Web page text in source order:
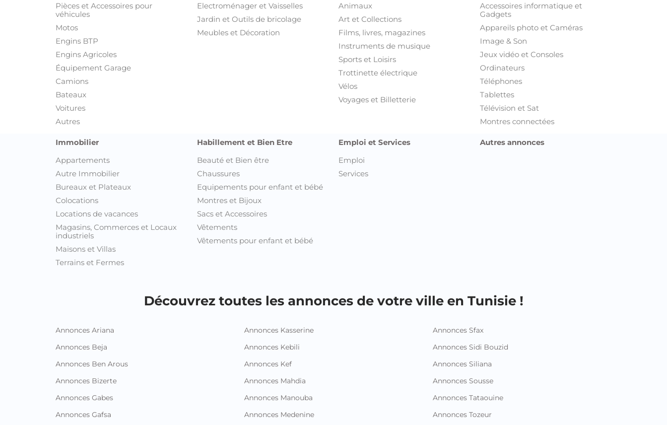
Pièces et Accessoires pour
véhicules
Motos
Engins BTP
Engins Agricoles
Équipement Garage
Camions
Bateaux
Voitures
Autres
Electroménager et Vaisselles
Jardin et Outils de bricolage
Meubles et Décoration
Animaux
Art et Collections
Films, livres, magazines
Instruments de musique
Sports et Loisirs
Trottinette électrique
Vélos
Voyages et Billetterie
Accessoires informatique et
Gadgets
Appareils photo et Caméras
Image & Son
Jeux vidéo et Consoles
Ordinateurs
Téléphones
Tablettes
Télévision et Sat
Montres connectées
Immobilier
Appartements
Autre Immobilier
Bureaux et Plateaux
Colocations
Locations de vacances
Magasins, Commerces et Locaux
industriels
Maisons et Villas
Terrains et Fermes
Habillement et Bien Etre
Beauté et Bien être
Chaussures
Equipements pour enfant et bébé
Montres et Bijoux
Sacs et Accessoires
Vêtements
Vêtements pour enfant et bébé
Emploi et Services
Emploi
Services
Autres annonces
Découvrez toutes les annonces de votre ville en Tunisie !
Annonces Ariana
Annonces Beja
Annonces Ben Arous
Annonces Bizerte
Annonces Gabes
Annonces Gafsa
Annonces Kasserine
Annonces Kebili
Annonces Kef
Annonces Mahdia
Annonces Manouba
Annonces Medenine
Annonces Sfax
Annonces Sidi Bouzid
Annonces Siliana
Annonces Sousse
Annonces Tataouine
Annonces Tozeur